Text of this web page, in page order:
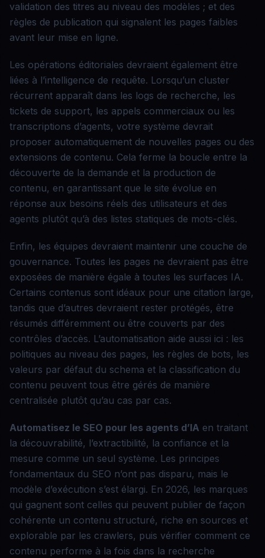
validation des titres au niveau des modèles ; et des
règles de publication qui signalent les pages faibles
avant leur mise en ligne.
Les opérations éditoriales devraient également être
liées à l’intelligence de requête. Lorsqu’un cluster
récurrent apparaît dans les logs de recherche, les
tickets de support, les appels commerciaux ou les
transcriptions d’agents, votre système devrait
proposer automatiquement de nouvelles pages ou des
extensions de contenu. Cela ferme la boucle entre la
découverte de la demande et la production de
contenu, en garantissant que le site évolue en
réponse aux besoins réels des utilisateurs et des
agents plutôt qu’à des listes statiques de mots-clés.
Enfin, les équipes devraient maintenir une couche de
gouvernance. Toutes les pages ne devraient pas être
exposées de manière égale à toutes les surfaces IA.
Certains contenus sont idéaux pour une citation large,
tandis que d’autres devraient rester protégés, être
résumés différemment ou être couverts par des
contrôles d’accès. L’automatisation aide aussi ici : les
politiques au niveau des pages, les règles de bots, les
valeurs par défaut du schema et la classification du
contenu peuvent tous être gérés de manière
centralisée plutôt qu’au cas par cas.
Automatisez le SEO pour les agents d’IA en traitant
la découvrabilité, l’extractibilité, la confiance et la
mesure comme un seul système. Les principes
fondamentaux du SEO n’ont pas disparu, mais le
modèle d’exécution s’est élargi. En 2026, les marques
qui gagnent sont celles qui peuvent publier de façon
cohérente un contenu structuré, riche en sources et
explorable par les crawlers, puis vérifier comment ce
contenu performe à la fois dans la recherche